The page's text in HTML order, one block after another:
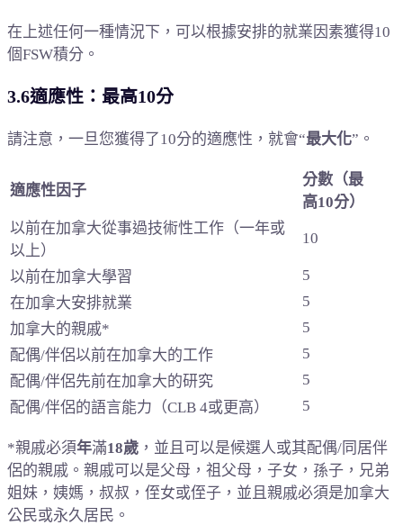
在上述任何一種情況下，可以根據安排的就業因素獲得10
個FSW積分。
3.6適應性：最高10分
請注意， 一旦您獲得了10分的適應性 ，就會“最大化”。
適應性因子
分數（最
高10分）
以前在加拿大從事過技術性工作（一年或
以上）
10
以前在加拿大學習
5
在加拿大安排就業
5
加拿大的親戚*
5
配偶/伴侶以前在加拿大的工作
5
配偶/伴侶先前在加拿大的研究
5
配偶/伴侶的語言能力（CLB 4或更高）
5
*親戚必須年滿18歲 ，並且可以是候選人或其配偶/同居伴
侶的親戚。 親戚可以是父母，祖父母，子女，孫子，兄弟
姐妹，姨媽，叔叔，侄女或侄子，並且親戚必須是加拿大
公民或永久居民。